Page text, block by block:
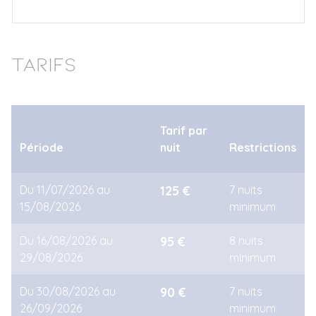
Tarifs
Période
Tarif par
nuit
Restrictions
Du 11/07/2026 au
15/08/2026
125 €
7 nuits
minimum
Du 16/08/2026 au
29/08/2026
95 €
8 nuits
minimum
Du 30/08/2026 au
26/09/2026
90 €
7 nuits
minimum